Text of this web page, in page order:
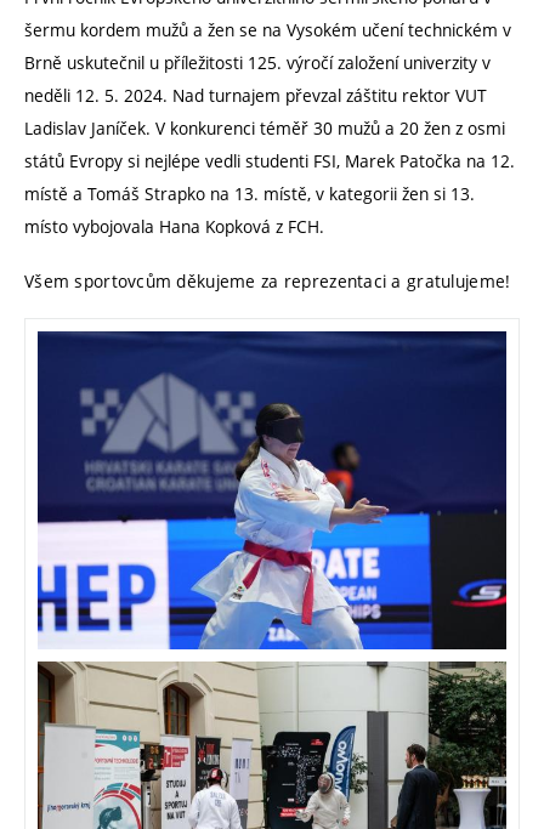
šermu kordem mužů a žen se na Vysokém učení technickém v
Brně uskutečnil u příležitosti 125. výročí založení univerzity v
neděli 12. 5. 2024. Nad turnajem převzal záštitu rektor VUT
Ladislav Janíček. V konkurenci téměř 30 mužů a 20 žen z osmi
států Evropy si nejlépe vedli studenti FSI, Marek Patočka na 12.
místě a Tomáš Strapko na 13. místě, v kategorii žen si 13.
místo vybojovala Hana Kopková z FCH.
Všem sportovcům děkujeme za reprezentaci a gratulujeme!